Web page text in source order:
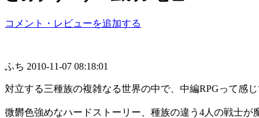
コメント・レビューを追加する
ふち 2010-11-07 08:18:01
対立する三種族の複雑なる世界の中で、中編RPGって感じ
微欝色強めなハードストーリー、種族の違う4人の戦士